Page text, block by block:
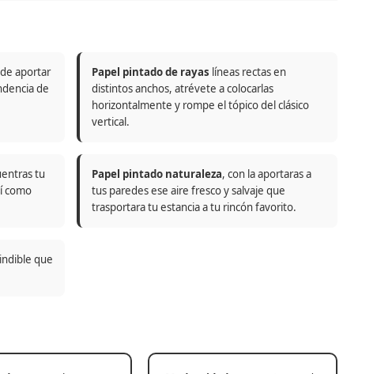
aportar
de
Papel pintado de rayas líneas rectas en
distintos anchos, atrévete a colocarlas
horizontalmente y rompe el tópico del clásico
vertical.
tu
como
Papel pintado naturaleza, con la aportaras a
tus paredes ese aire fresco y salvaje que
trasportara tu estancia a tu rincón favorito.
que